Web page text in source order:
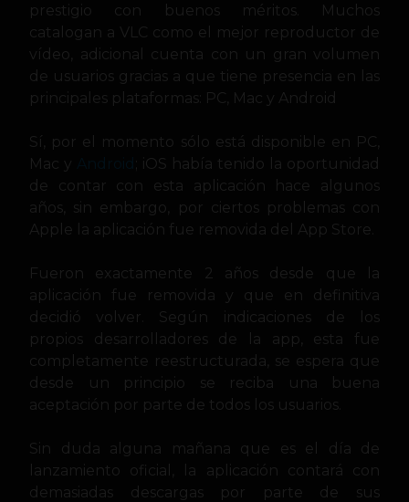
prestigio con buenos méritos. Muchos
catalogan a VLC como el mejor reproductor de
vídeo, adicional cuenta con un gran volumen
de usuarios gracias a que tiene presencia en las
principales plataformas: PC, Mac y Android
Sí, por el momento sólo está disponible en PC,
Mac y
; iOS había tenido la oportunidad
de contar con esta aplicación hace algunos
años, sin embargo, por ciertos problemas con
Apple la aplicación fue removida del App Store.
Fueron exactamente 2 años desde que la
aplicación fue removida y que en definitiva
decidió volver. Según indicaciones de los
propios desarrolladores de la app, esta fue
completamente reestructurada, se espera que
desde un principio se reciba una buena
aceptación por parte de todos los usuarios.
Sin duda alguna mañana que es el día de
lanzamiento oficial, la aplicación contará con
demasiadas descargas por parte de sus